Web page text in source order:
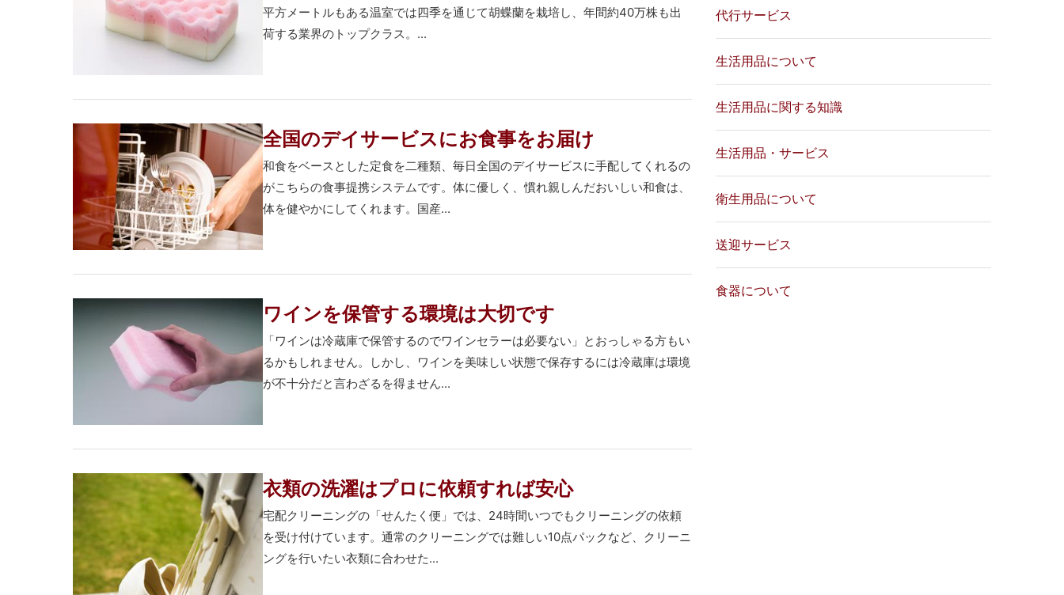
平方メートルもある温室では四季を通じて胡蝶蘭を栽培し、年間約40万株も出
荷する業界のトップクラス。...
全国のデイサービスにお食事をお届け
和食をベースとした定食を二種類、毎日全国のデイサービスに手配してくれるの
がこちらの食事提携システムです。体に優しく、慣れ親しんだおいしい和食は、
体を健やかにしてくれます。国産...
ワインを保管する環境は大切です
「ワインは冷蔵庫で保管するのでワインセラーは必要ない」とおっしゃる方もい
るかもしれません。しかし、ワインを美味しい状態で保存するには冷蔵庫は環境
が不十分だと言わざるを得ません...
衣類の洗濯はプロに依頼すれば安心
宅配クリーニングの「せんたく便」では、24時間いつでもクリーニングの依頼
を受け付けています。通常のクリーニングでは難しい10点パックなど、クリーニ
ングを行いたい衣類に合わせた...
代行サービス
生活用品について
生活用品に関する知識
生活用品・サービス
衛生用品について
送迎サービス
食器について